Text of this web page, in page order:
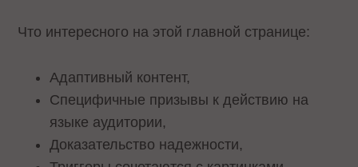
Что интересного на этой главной странице:
Адаптивный контент,
Специфичные призывы к действию на
языке аудитории,
Доказательство надежности,